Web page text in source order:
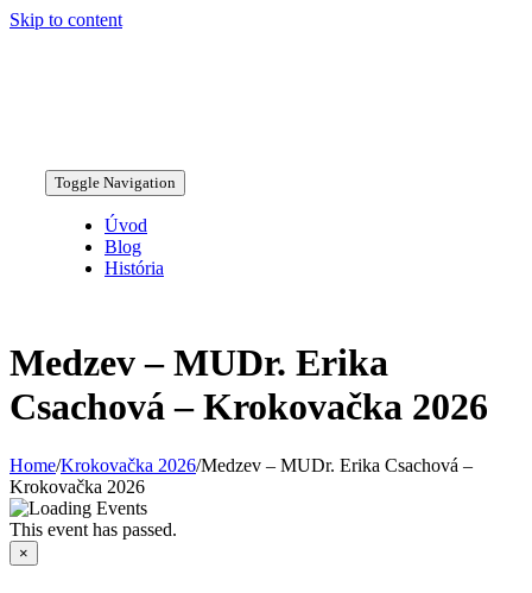
Skip to content
Toggle Navigation
Úvod
Blog
História
Medzev – MUDr. Erika
Csachová – Krokovačka 2026
Home/Krokovačka 2026/Medzev – MUDr. Erika Csachová –
Krokovačka 2026
This event has passed.
×